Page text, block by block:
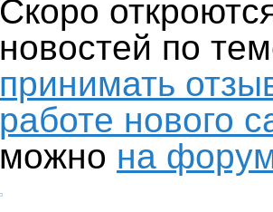
Скоро
новостей по
принимать
работе нового
можно на